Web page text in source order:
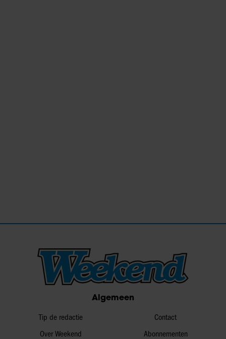
Algemeen
Tip de redactie
Over Weekend
Contact
Abonnementen